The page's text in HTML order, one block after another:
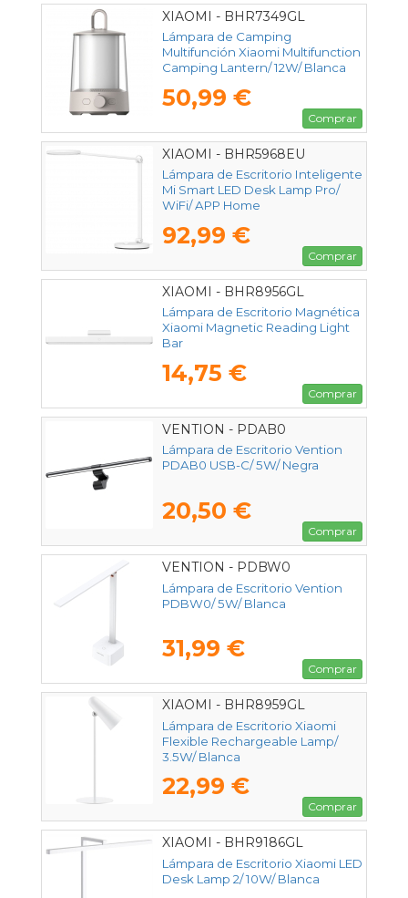
XIAOMI - BHR7349GL
Lámpara de Camping
Multifunción Xiaomi Multifunction
Camping Lantern/ 12W/ Blanca
50,99 €
Comprar
XIAOMI - BHR5968EU
Lámpara de Escritorio Inteligente
Mi Smart LED Desk Lamp Pro/
WiFi/ APP Home
92,99 €
Comprar
XIAOMI - BHR8956GL
Lámpara de Escritorio Magnética
Xiaomi Magnetic Reading Light
Bar
14,75 €
Comprar
VENTION - PDAB0
Lámpara de Escritorio Vention
PDAB0 USB-C/ 5W/ Negra
20,50 €
Comprar
VENTION - PDBW0
Lámpara de Escritorio Vention
PDBW0/ 5W/ Blanca
31,99 €
Comprar
XIAOMI - BHR8959GL
Lámpara de Escritorio Xiaomi
Flexible Rechargeable Lamp/
3.5W/ Blanca
22,99 €
Comprar
XIAOMI - BHR9186GL
Lámpara de Escritorio Xiaomi LED
Desk Lamp 2/ 10W/ Blanca